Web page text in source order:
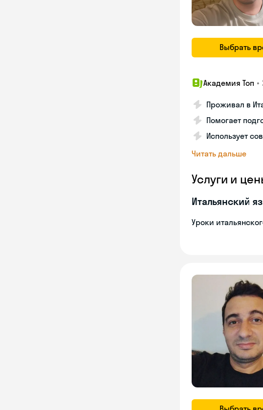
Выбрать
Академия Топ •
Проживал в
Помогает
Использует
Читать дальше
Услуги и
Итальянский
Уроки